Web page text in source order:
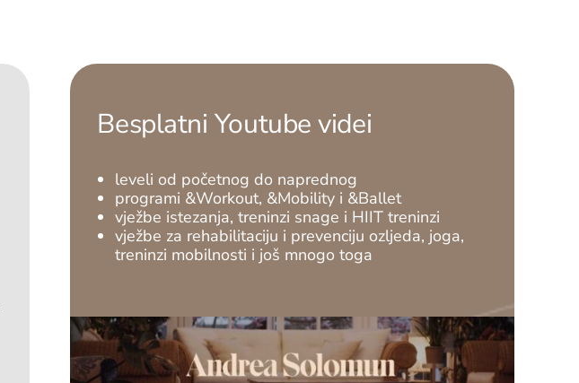
Besplatni Youtube videi
leveli od početnog do naprednog
programi &Workout, &Mobility i &Ballet
vježbe istezanja, treninzi snage i HIIT treninzi
vježbe za rehabilitaciju i prevenciju ozljeda, joga,
treninzi mobilnosti i još mnogo toga